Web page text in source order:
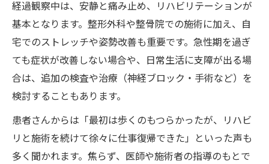
経過観察中は、安静と痛み止め、リハビリテーションが
基本となります。整形外科や整骨院での施術に加え、自
宅でのストレッチや姿勢改善も重要です。急性期を過ぎ
ても症状が改善しない場合や、日常生活に支障が出る場
合は、追加の検査や治療（神経ブロック・手術など）を
検討することもあります。
患者さんからは「最初は歩くのもつらかったが、リハビ
リと施術を続けて徐々に仕事復帰できた」といった声も
多く聞かれます。焦らず、医師や施術者の指導のもとで